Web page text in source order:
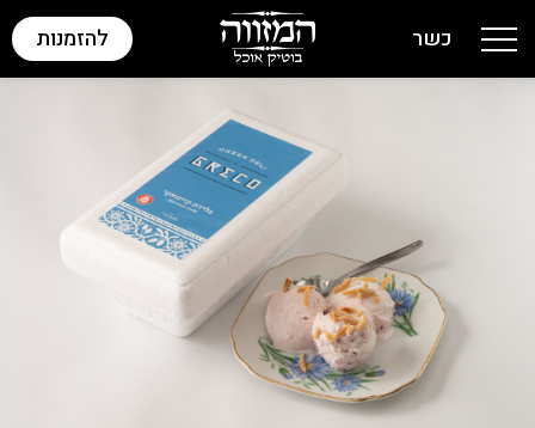
להזמנות
כשר